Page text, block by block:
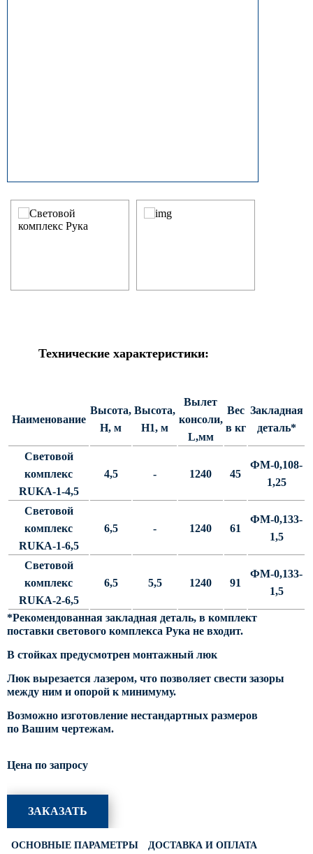
НПК Опоры освещения несиловые
прямостоечные круглоконические
прямостоечные опоры освещения
ОКС Опоры освещения круглые
МСО ФГ Силовые граненые
фланцевые опоры освещения
СФ Опоры освещения силовые
фланцевые
СП Опора освещения силовая
прямостоечная трубчатая
СФГ Силовые фланцевые
граненые опоры освещения
ОККС Силовые круглые
конические опоры освещения
Светофорные опоры
стойки
светофорные г-образные
ОСФК Светофорные стойки
Складывающиеся опоры освещения
складывающиеся
Технические характеристики:
Наименование
Высота,
Н, м
Высота,
Н1, м
Вылет
консоли,
L,мм
Вес
в кг
Закладная
деталь*
Световой
комплекс
RUKA-1-4,5
4,5 - 1240 45
ФМ-0,108-
1,25
Световой
комплекс
RUKA-1-6,5
6,5 - 1240 61
ФМ-0,133-
1,5
Световой
комплекс
RUKA-2-6,5
6,5 5,5 1240 91
ФМ-0,133-
1,5
*Рекомендованная закладная деталь, в комплект
поставки светового комплекса Рука не входит.
В стойках предусмотрен монтажный люк
Люк вырезается лазером, что позволяет свести зазоры
между ним и опорой к минимуму.
Возможно изготовление нестандартных размеров
по Вашим чертежам.
Цена по запросу
ЗАКАЗАТЬ
ОСНОВНЫЕ ПАРАМЕТРЫ
ДОСТАВКА И ОПЛАТА